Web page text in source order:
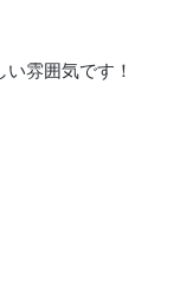
雰囲気です！